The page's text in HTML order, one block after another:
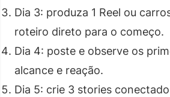
Dia 3: produza 1 Reel ou
roteiro direto para o começo.
Dia 4: poste e observe os
alcance e reação.
Dia 5: crie 3 stories